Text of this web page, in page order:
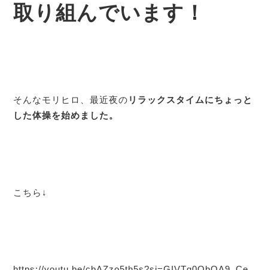
取り組んでいます！
そんなモリヒロ、最近夜の リラックスタイムにちょっと
した体操を始めました。
こちら↓